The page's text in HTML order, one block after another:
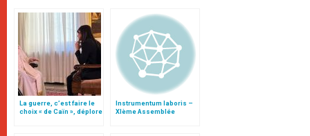
La guerre, c’est faire le
choix « de Caïn », déplore
Instrumentum laboris –
XIème Assemblée